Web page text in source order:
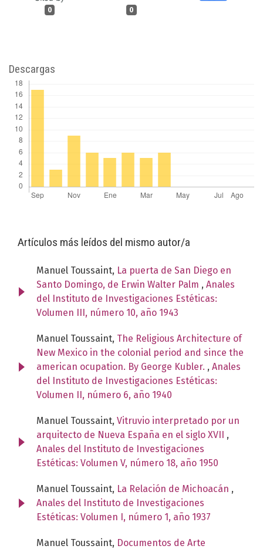
0 0
Descargas
Artículos más leídos del mismo autor/a
Manuel Toussaint, La puerta de San Diego en
Santo Domingo, de Erwin Walter Palm , Anales
del Instituto de Investigaciones Estéticas:
Volumen III, número 10, año 1943
Manuel Toussaint, The Religious Architecture of
New Mexico in the colonial period and since the
american ocupation. By George Kubler. , Anales
del Instituto de Investigaciones Estéticas:
Volumen II, número 6, año 1940
Manuel Toussaint, Vitruvio interpretado por un
arquitecto de Nueva España en el siglo XVII ,
Anales del Instituto de Investigaciones
Estéticas: Volumen V, número 18, año 1950
Manuel Toussaint, La Relación de Michoacán ,
Anales del Instituto de Investigaciones
Estéticas: Volumen I, número 1, año 1937
Manuel Toussaint, Documentos de Arte